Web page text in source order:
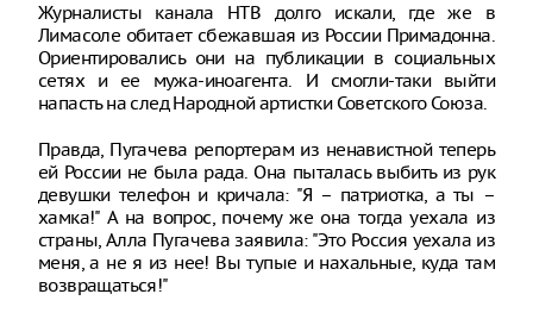
Журналисты канала НТВ долго искали, где же в
Лимасоле обитает сбежавшая из России Примадонна.
Ориентировались они на публикации в социальных
сетях и ее мужа-иноагента. И смогли-таки выйти
напасть на след Народной артистки Советского Союза.
Правда, Пугачева репортерам из ненавистной теперь
ей России не была рада. Она пыталась выбить из рук
девушки телефон и кричала: "Я – патриотка, а ты –
хамка!" А на вопрос, почему же она тогда уехала из
страны, Алла Пугачева заявила: "Это Россия уехала из
меня, а не я из нее! Вы тупые и нахальные, куда там
возвращаться!"